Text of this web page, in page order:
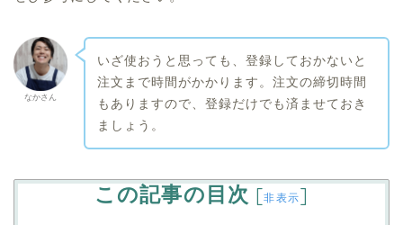
なかさん
いざ使おうと思っても、登録しておかないと
注文まで時間がかかります。注文の締切時間
もありますので、登録だけでも済ませておき
ましょう。
この記事の目次 [非表示]